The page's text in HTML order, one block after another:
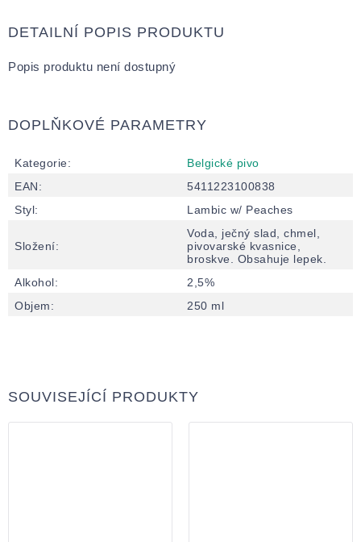
DETAILNÍ POPIS PRODUKTU
Popis produktu není dostupný
DOPLŇKOVÉ PARAMETRY
Kategorie:
Belgické pivo
EAN:
5411223100838
Styl: Lambic w/ Peaches
Složení:
Voda, ječný slad, chmel,
pivovarské kvasnice,
broskve. Obsahuje lepek.
Alkohol:
2,5%
Objem: 250 ml
SOUVISEJÍCÍ PRODUKTY